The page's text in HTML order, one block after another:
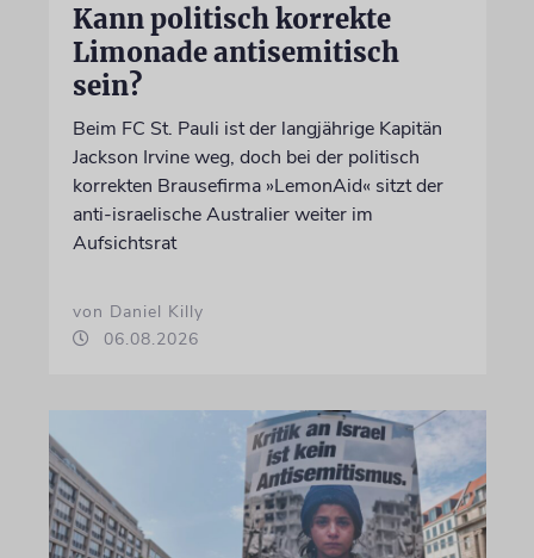
Kann politisch korrekte
Limonade antisemitisch
sein?
Beim FC St. Pauli ist der langjährige Kapitän
Jackson Irvine weg, doch bei der politisch
korrekten Brausefirma »LemonAid« sitzt der
anti-israelische Australier weiter im
Aufsichtsrat
von Daniel Killy
06.08.2026